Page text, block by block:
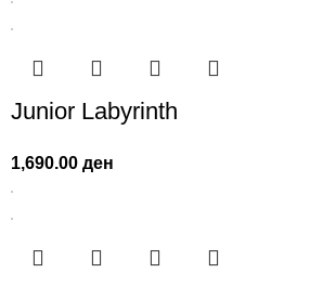
Junior Labyrinth
1,690.00ден